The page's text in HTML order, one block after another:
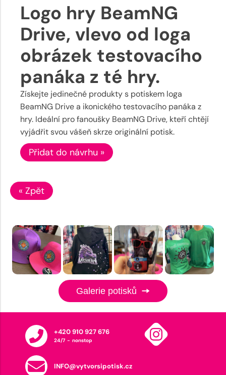
Logo hry BeamNG
Drive, vlevo od loga
obrázek testovacího
panáka z té hry.
Získejte jedinečné produkty s potiskem loga
BeamNG Drive a ikonického testovacího panáka z
hry. Ideální pro fanoušky BeamNG Drive, kteří chtějí
vyjádřit svou vášeň skrze originální potisk.
Přidat do návrhu »
« Zpět
Galerie potisků
+420 910 927 676
24/7 - nonstop
INFO@vytvorsipotisk.cz